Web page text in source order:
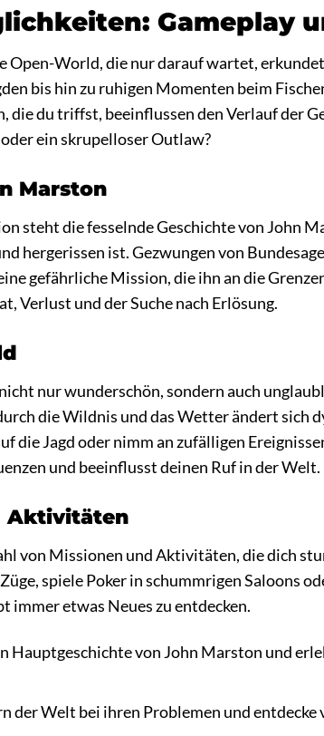
Gameplay
Open-World, die nur darauf wartet,
bis hin zu ruhigen Momenten beim
die du triffst, beeinflussen den Verlauf der
ein skrupelloser Outlaw?
Marston
steht die fesselnde Geschichte von John
hergerissen ist. Gezwungen von
gefährliche Mission, die ihn an die
Verlust und der Suche nach Erlösung.
nur wunderschön, sondern auch
die Wildnis und das Wetter ändert sich
die Jagd oder nimm an zufälligen
und beeinflusst deinen Ruf in der Welt.
Aktivitäten
von Missionen und Aktivitäten, die dich
spiele Poker in schummrigen Saloons
immer etwas Neues zu entdecken.
Hauptgeschichte von John Marston und
der Welt bei ihren Problemen und entdecke